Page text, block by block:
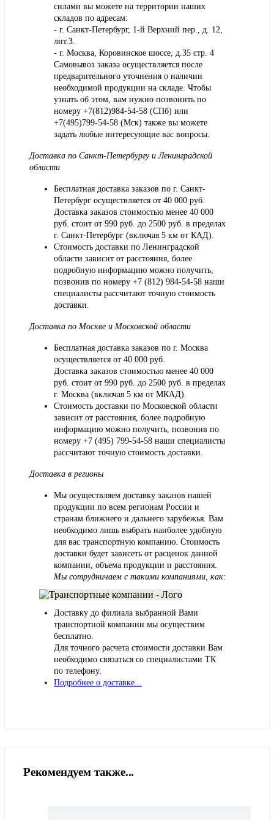
силами вы можете на территории наших
складов по адресам:
- г. Санкт-Петербург, 1-й Верхний пер., д. 12,
лит.З.
- г. Москва, Коровинское шоссе, д.35 стр. 4
Самовывоз заказа осуществляется после
предварительного уточнения о наличии
необходимой продукции на складе. Чтобы
узнать об этом, вам нужно позвонить по
номеру +7(812)984-54-58 (СПб) или
+7(495)799-54-58 (Мск) также вы можете
задать любые интересующие вас вопросы.
Доставка по Санкт-Петербургу и Ленинградской
области
Бесплатная доставка заказов по г. Санкт-
Петербург осуществляется от 40 000 руб.
Доставка заказов стоимостью менее 40 000
руб. стоит от 990 руб. до 2500 руб. в пределах
г. Санкт-Петербург (включая 5 км от КАД).
Стоимость доставки по Ленинградской
области зависит от расстояния, более
подробную информацию можно получить,
позвонив по номеру +7 (812) 984-54-58 наши
специалисты рассчитают точную стоимость
доставки.
Доставка по Москве и Московской области
Бесплатная доставка заказов по г. Москва
осуществляется от 40 000 руб.
Доставка заказов стоимостью менее 40 000
руб. стоит от 990 руб. до 2500 руб. в пределах
г. Москва (включая 5 км от МКАД).
Стоимость доставки по Московской области
зависит от расстояния, более подробную
информацию можно получить, позвонив по
номеру +7 (495) 799-54-58 наши специалисты
рассчитают точную стоимость доставки.
Доставка в регионы
Мы осуществляем доставку заказов нашей
продукции по всем регионам России и
странам ближнего и дальнего зарубежья. Вам
необходимо лишь выбрать наиболее удобную
для вас транспортную компанию. Стоимость
доставки будет зависеть от расценок данной
компании, объема продукции и расстояния.
Мы сотрудничаем с такими компаниями, как:
Доставку до филиала выбранной Вами
транспортной компании мы осуществим
бесплатно.
Для точного расчета стоимости доставки Вам
необходимо связаться со специалистами ТК
по телефону.
Подробнее о доставке...
Рекомендуем также...